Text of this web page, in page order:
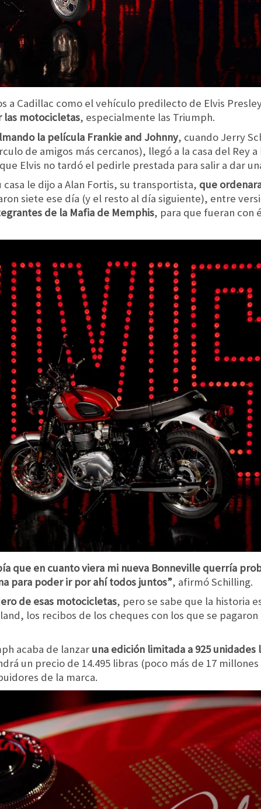
a Cadillac como el vehículo predilecto de Elvis
las motocicletas, especialmente las Triumph.
la película Frankie and Johnny, cuando Jerry
de amigos más cercanos), llegó a la casa del Rey
Elvis no tardó el pedirle prestada para salir a dar
le dijo a Alan Fortis, su transportista, que
siete ese día (y el resto al día siguiente), entre
de la Mafia de Memphis, para que fueran con
que en cuanto viera mi nueva Bonneville querría
para poder ir por ahí todos juntos”, afirmó Schilling.
de esas motocicletas, pero se sabe que la historia
los recibos de los cheques con los que se
acaba de lanzar una edición limitada a 925
un precio de 14.495 libras (poco más de 17
de la marca.